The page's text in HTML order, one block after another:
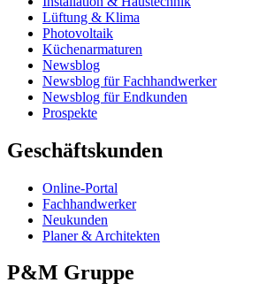
Lüftung & Klima
Photovoltaik
Küchenarmaturen
Newsblog
Newsblog für Fachhandwerker
Newsblog für Endkunden
Prospekte
Geschäftskunden
Online-Portal
Fachhandwerker
Neukunden
Planer & Architekten
P&M Gruppe